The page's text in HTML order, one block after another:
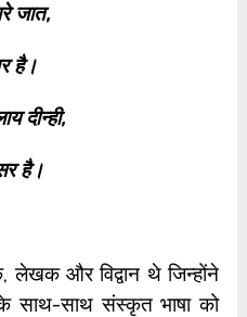
जात,
है।
दीन्ही,
है।
लेखक और विद्वान थे जिन्होंने
साथ-साथ संस्कृत भाषा को